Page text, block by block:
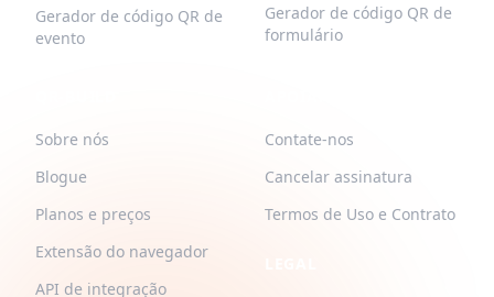
Gerador de código QR de
evento
Gerador de código QR de
formulário
Sobre nós
Blogue
Planos e preços
Extensão do navegador
API de integração
Contate-nos
Cancelar assinatura
Termos de Uso e Contrato